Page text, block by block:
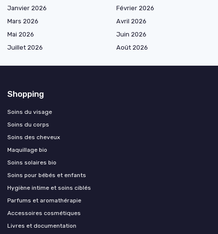
Janvier 2026
Février 2026
Mars 2026
Avril 2026
Mai 2026
Juin 2026
Juillet 2026
Août 2026
Shopping
Soins du visage
Soins du corps
Soins des cheveux
Maquillage bio
Soins solaires bio
Soins pour bébés et enfants
Hygiène intime et soins ciblés
Parfums et aromathérapie
Accessoires cosmétiques
Livres et documentation